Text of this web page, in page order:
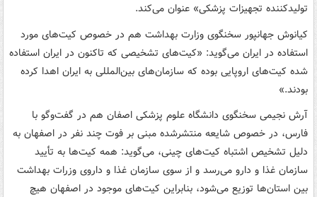
تولیدکننده تجهیزات پزشکی» عنوان می‌کند.
کیانوش جهانپور سخنگوی وزارت بهداشت هم در خصوص کیت‌های مورد
استفاده در ایران می‌گوید: «کیت‌های تشخیصی که تاکنون در ایران استفاده
شده کیت‌های اروپایی بوده که سازمان‌های بین‌المللی به ایران اهدا کرده
بودند.»
آرش نجیمی سخنگوی دانشگاه علوم پزشکی اصفان هم در گفت‌وگو با
فارس، در خصوص شایعه منتشرشده مبنی بر فوت چند نفر در اصفهان به
دلیل تشخیص اشتباه کیت‌های چینی، می‌گوید: همه کیت‌ها به تأیید
سازمان غذا و دارو می‌رسد و از سوی سازمان غذا و داروی وزرات بهداشت
بین استان‌ها توزیع می‌شود، بنابراین کیت‌های موجود در اصفهان هیچ